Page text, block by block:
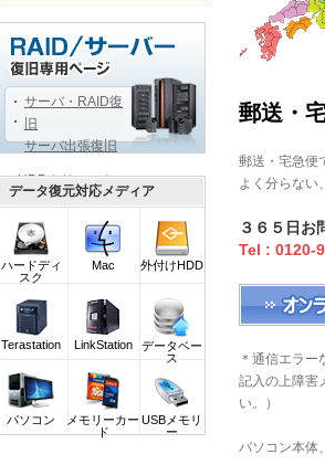
HDDクリニック
データ復旧用語辞典
データ復旧技術文書
ダウンロード(DOWNLOAD)
業界関連ニュース
郵送・
郵送・宅急便
よく分らない
３６５日お
Tel : 0120-
＊通信エラ
記入の上障害
い。）
パソコン本体
サーバ・RAID復
旧
サーバ出張復旧
データ復元対応メディア
ハードディ
スク
Mac 外付けHDD
Terastation LinkStation
データベー
ス
パソコン
メモリーカー
ド
USBメモリ
ー